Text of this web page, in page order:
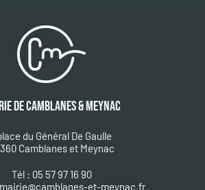
DE CAMBLANES & MEYNAC
du Général De Gaulle
Camblanes et Meynac
Tél : 05 57 97 16 90
mairie@camblanes-et-meynac.fr